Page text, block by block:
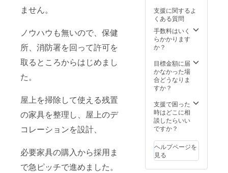
ません。
ノウハウも無いので、保健
所、消防署を回って許可を
取るところからはじめまし
た。
屋上を掃除して使える残置
の家具を整理し、屋上のデ
コレーションを設計、
必要家具の購入から採用ま
で急ピッチで進めました。
支援に関するよ
くある質問
手数料はいく
らかかります
か？
目標金額に届
かなかった場
合どうなりま
すか？
支援で困った
時はどこに相
談したらいい
ですか？
ヘルプページを
見る